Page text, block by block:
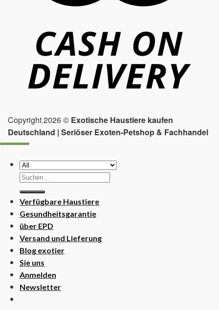
Copyright 2026 © Exotische Haustiere kaufen
Deutschland | Seriöser Exoten-Petshop & Fachhandel
Suchen
nach:
Verfügbare Haustiere
Gesundheitsgarantie
über EPD
Versand und Lieferung
Blog exotier
Sie uns
Anmelden
Newsletter